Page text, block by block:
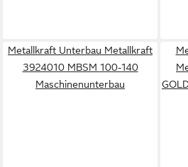
Metallkraft Unterbau Metallkraft
3924010 MBSM 100-140
Maschinenunterbau